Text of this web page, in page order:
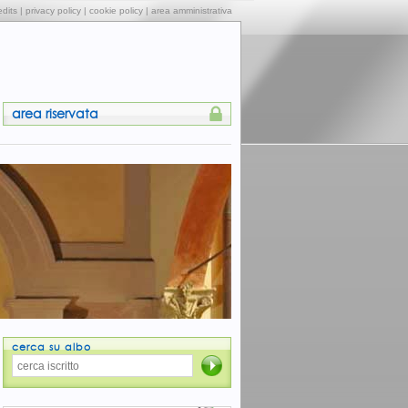
| privacy policy | cookie policy | area amministrativa
area riservata
cerca su albo